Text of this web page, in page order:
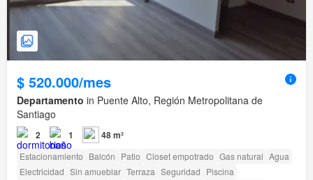
$ 520.000/mes
Departamento in Puente Alto, Región Metropolitana de
Santiago
2 1 48 m²
Estacionamiento Balcón Patio Closet empotrado Gas natural Agua
Electricidad Sin amueblar Terraza Seguridad Piscina